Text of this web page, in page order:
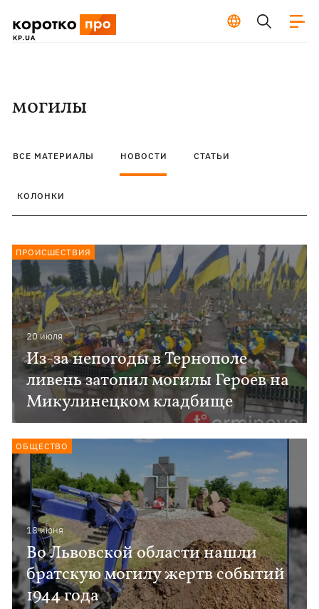
могилы
ВСЕ МАТЕРИАЛЫ НОВОСТИ СТАТЬИ
КОЛОНКИ
20 июля
Из-за непогоды в Тернополе
ливень затопил могилы Героев на
Микулинецком кладбище
ПРОИСШЕСТВИЯ
18 июня
Во Львовской области нашли
братскую могилу жертв событий
1944 года
ОБЩЕСТВО